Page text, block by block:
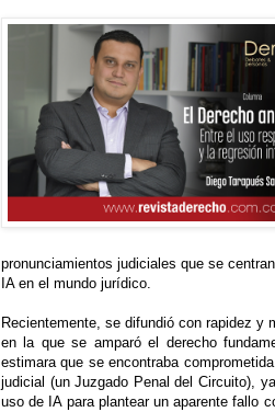
pronunciamientos judiciales que se
IA en el mundo jurídico.
Recientemente, se difundió con rapidez y
en la que se amparó el derecho
estimara que se encontraba
judicial (un Juzgado Penal del Circuito),
uso de IA para plantear un aparente fallo